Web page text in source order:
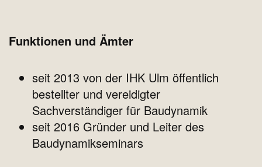
Funktionen und Ämter
seit 2013 von der IHK Ulm öffentlich
bestellter und vereidigter
Sachverständiger für Baudynamik
seit 2016 Gründer und Leiter des
Baudynamikseminars